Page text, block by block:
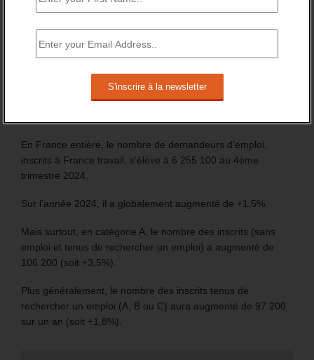
procédures d’inscription automatique, des jeunes
bénéficiaires d’une prestation (Pacea et CEJ) et des
En France entière, le nombre de demandeurs d’emploi,
inscrits à France travail, s’élève à 6 255 100 au 4ème
trimestre 2024.
Sur l’année 2024, il a globalement augmenté de +1,5%.
Mais surtout, en catégorie A, le nombre des inscrits (sans
emploi et tenus de rechercher un emploi) a augmenté de
106 200 (soit +3,5%).
Plus généralement, le nombre des inscrits tenus de
rechercher un emploi (A, B ou C) aura augmenté de 97 200
sur un an (soit +1,8%).